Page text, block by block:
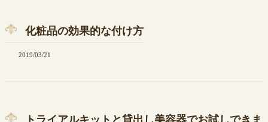
化粧品の効果的な付け方
2019/03/21
トライアルキットと貸出し美容器でお試しできま